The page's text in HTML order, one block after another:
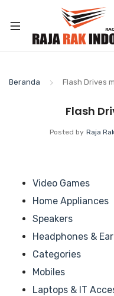
Beranda Flash Drives
Flash
Posted by Raja
Video Games
Home Appliances
Speakers
Headphones &
Categories
Mobiles
Laptops & IT